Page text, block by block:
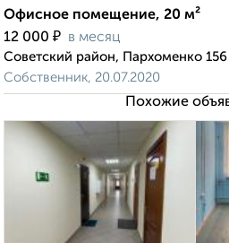
Офисное помещение, 20 м²
12 000 ₽ в месяц
Советский район, Пархоменко 156
Собственник, 20.07.2020
Похожие